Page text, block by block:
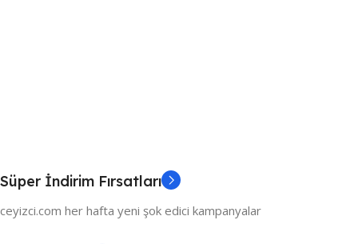
Süper İndirim Fırsatları
ceyizci.com her hafta yeni şok edici kampanyalar